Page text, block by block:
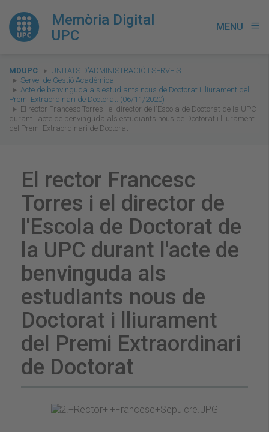
Memòria Digital
UPC
MENU menu
You
are
here:
MDUPC
UNITATS D'ADMINISTRACIÓ I SERVEIS
Servei de Gestió Acadèmica
Acte de benvinguda als estudiants nous de Doctorat i lliurament del
Premi Extraordinari de Doctorat. (06/11/2020)
El rector Francesc Torres i el director de l'Escola de Doctorat de la UPC
durant l'acte de benvinguda als estudiants nous de Doctorat i lliurament
del Premi Extraordinari de Doctorat
El rector Francesc
Torres i el director de
l'Escola de Doctorat de
la UPC durant l'acte de
benvinguda als
estudiants nous de
Doctorat i lliurament
del Premi Extraordinari
de Doctorat